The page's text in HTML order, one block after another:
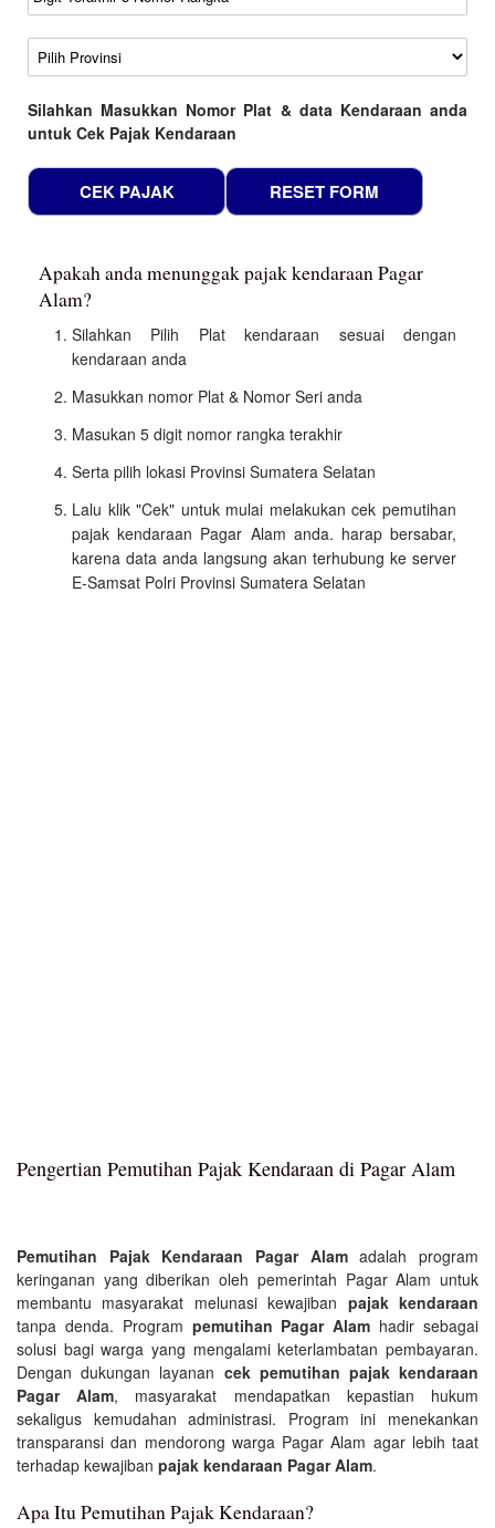
Wilayah
Silahkan Masukkan Nomor Plat & data Kendaraan anda
untuk Cek Pajak Kendaraan
Apakah anda menunggak pajak kendaraan Pagar
Alam?
Silahkan Pilih Plat kendaraan sesuai dengan
kendaraan anda
Masukkan nomor Plat & Nomor Seri anda
Masukan 5 digit nomor rangka terakhir
Serta pilih lokasi Provinsi Sumatera Selatan
Lalu klik "Cek" untuk mulai melakukan cek pemutihan
pajak kendaraan Pagar Alam anda. harap bersabar,
karena data anda langsung akan terhubung ke server
E-Samsat Polri Provinsi Sumatera Selatan
Pengertian Pemutihan Pajak Kendaraan di Pagar Alam
Pemutihan Pajak Kendaraan Pagar Alamadalah program
keringanan yang diberikan oleh pemerintah Pagar Alam untuk
membantu masyarakat melunasi kewajiban pajak kendaraan
tanpa denda. Program pemutihan Pagar Alam hadir sebagai
solusi bagi warga yang mengalami keterlambatan pembayaran.
Dengan dukungan layanan cek pemutihan pajak kendaraan
Pagar Alam, masyarakat mendapatkan kepastian hukum
sekaligus kemudahan administrasi. Program ini menekankan
transparansi dan mendorong warga Pagar Alam agar lebih taat
terhadap kewajiban pajak kendaraan Pagar Alam.
Apa Itu Pemutihan Pajak Kendaraan?